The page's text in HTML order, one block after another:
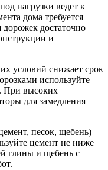
нагрузки ведет к
дома требуется
достаточно
и
условий снижает срок
используйте
При высоких
для замедления
песок, щебень)
цемент не ниже
глины и щебень с